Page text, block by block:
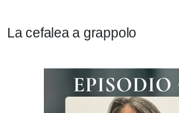
La cefalea a grappolo